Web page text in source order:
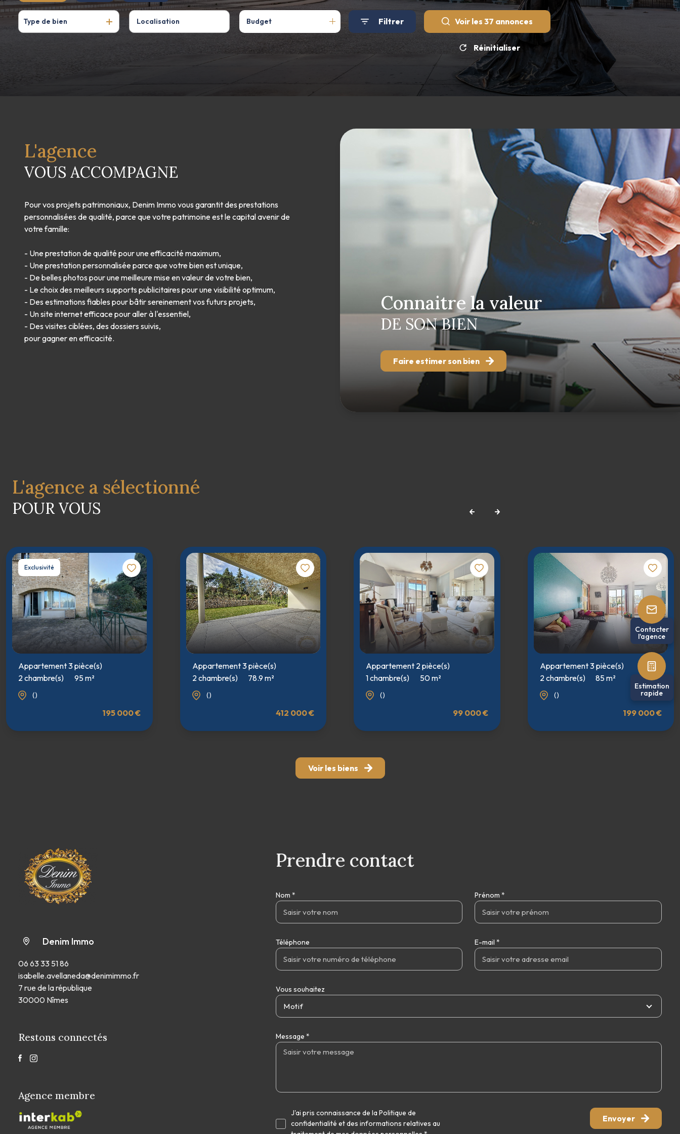
De l'ancien
à l'année
Type de bien Budget Filtrer Voir les 37 annonces
Réinitialiser
Connaitre la valeur
DE SON BIEN
Faire estimer son bien
L'agence
VOUS ACCOMPAGNE
Pour vos projets patrimoniaux, Denim Immo vous garantit des prestations
personnalisées de qualité, parce que votre patrimoine est le capital avenir de
votre famille:
- Une prestation de qualité pour une efficacité maximum,
- Une prestation personnalisée parce que votre bien est unique,
- De belles photos pour une meilleure mise en valeur de votre bien,
- Le choix des meilleurs supports publicitaires pour une visibilité optimum,
- Des estimations fiables pour bâtir sereinement vos futurs projets,
- Un site internet efficace pour aller à l'essentiel,
- Des visites ciblées, des dossiers suivis,
pour gagner en efficacité.
L'agence a sélectionné
POUR VOUS
Exclusivité
Appartement 3 pièce(s)
2 chambre(s)
95 m²
()
195 000 €
Appartement 3 pièce(s)
2 chambre(s)
78.9 m²
()
412 000 €
Appartement 2 pièce(s)
1 chambre(s)
50 m²
()
99 000 €
Appartement 3 pièce(s)
2 chambre(s)
85 m²
()
199 000 €
Voir les biens
Contacter
l'agence
Estimation
rapide
Prendre contact
Nom * Prénom *
Téléphone E-mail *
Vous souhaitez
Motif
Message *
J'ai pris connaissance de la Politique de
confidentialité et des informations relatives au
Envoyer
Denim Immo
06 63 33 51 86
isabelle.avellaneda@denimimmo.fr
7 rue de la république
30000 Nîmes
Restons connectés
Agence membre